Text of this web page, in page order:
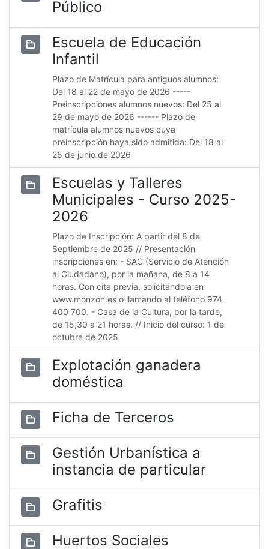
Público
Escuela de Educación
Infantil
Plazo de Matrícula para antiguos alumnos:
Del 18 al 22 de mayo de 2026 -----
Preinscripciones alumnos nuevos: Del 25 al
29 de mayo de 2026 ------ Plazo de
matrícula alumnos nuevos cuya
preinscripción haya sido admitida: Del 18 al
25 de junio de 2026
Escuelas y Talleres
Municipales - Curso 2025-
2026
Plazo de Inscripción: A partir del 8 de
Septiembre de 2025 // Presentación
inscripciones en: - SAC (Servicio de Atención
al Ciudadano), por la mañana, de 8 a 14
horas. Con cita previa, solicitándola en
www.monzon.es o llamando al teléfono 974
400 700. - Casa de la Cultura, por la tarde,
de 15,30 a 21 horas. // Inicio del curso: 1 de
octubre de 2025
Explotación ganadera
doméstica
Ficha de Terceros
Gestión Urbanística a
instancia de particular
Grafitis
Huertos Sociales